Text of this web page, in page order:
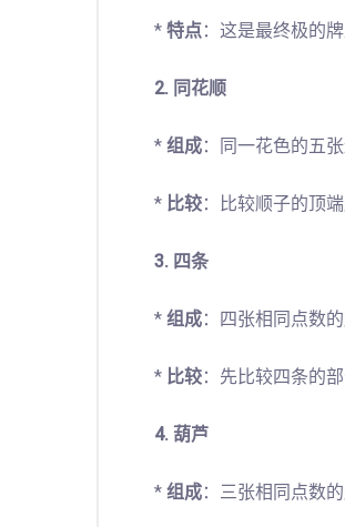
*特点：这是最终极的
2. 同花顺
*组成：同一花色的五
* 比较：比较顺子的顶
3. 四条
*组成：四张相同点数
* 比较：先比较四条的
4. 葫芦
*组成：三张相同点数的